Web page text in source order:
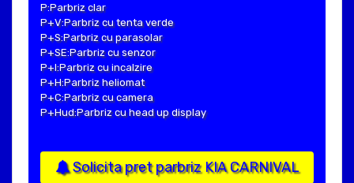
P:Parbriz clar
P+V:Parbriz cu tenta verde
P+S:Parbriz cu parasolar
P+SE:Parbriz cu senzor
P+I:Parbriz cu incalzire
P+H:Parbriz heliomat
P+C:Parbriz cu camera
P+Hud:Parbriz cu head up display
Solicita pret parbriz KIA CARNIVAL